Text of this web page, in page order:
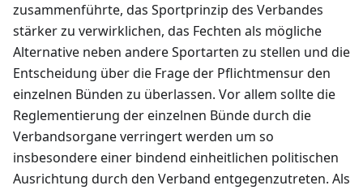
zusammenführte, das Sportprinzip des Verbandes
stärker zu verwirklichen, das Fechten als mögliche
Alternative neben andere Sportarten zu stellen und die
Entscheidung über die Frage der Pflichtmensur den
einzelnen Bünden zu überlassen. Vor allem sollte die
Reglementierung der einzelnen Bünde durch die
Verbandsorgane verringert werden um so
insbesondere einer bindend einheitlichen politischen
Ausrichtung durch den Verband entgegenzutreten. Als